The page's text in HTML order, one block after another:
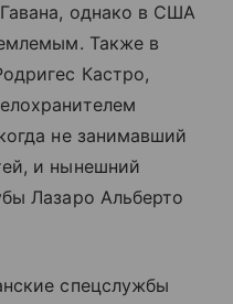
однако в США
Также в
Кастро,
не занимавший
и нынешний
Лазаро Альберто
спецслужбы